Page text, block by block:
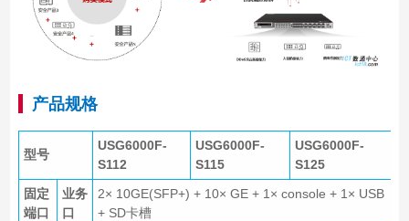
产品规格
型号
USG6000F-
S112
USG6000F-
S115
USG6000F-
S125
固定
端口
业务
口
2× 10GE(SFP+) + 10× GE + 1× console + 1× USB
+ SD卡槽